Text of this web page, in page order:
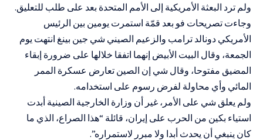
ولم ترد البعثة الأمريكية إلى الأمم المتحدة بعد على طلب للتعليق.
وجاءت تصريحات فو بعد قمّة ‌استمرت يومين بين الرئيس
الأمريكي دونالد ترامب والزعيم الصيني شي جين بينغ انتهت يوم
الجمعة، وقال البيت الأبيض إنهما اتفقا خلالها على ضرورة إبقاء
المضيق مفتوحا، وقال شي إن الصين تعارض عسكرة الممر
المائي وأي محاولة لفرض رسوم على استخدامه.
ولم يعلق شي على الأمر، غير أن وزارة الخارجية الصينية أبدت
استياء بكين من الحرب على إيران، قائلة “هذا الصراع، الذي ما
كان ينبغي أن يحدث أبدا ولا مبرر لاستمراره”.